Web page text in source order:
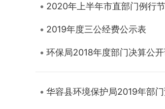
2020年上半年市直部门例行
2019年度三公经费公示表
环保局2018年度部门决算公开
华容县环境保护局2019年部